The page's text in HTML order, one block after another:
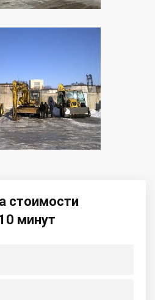
стоимости
минут